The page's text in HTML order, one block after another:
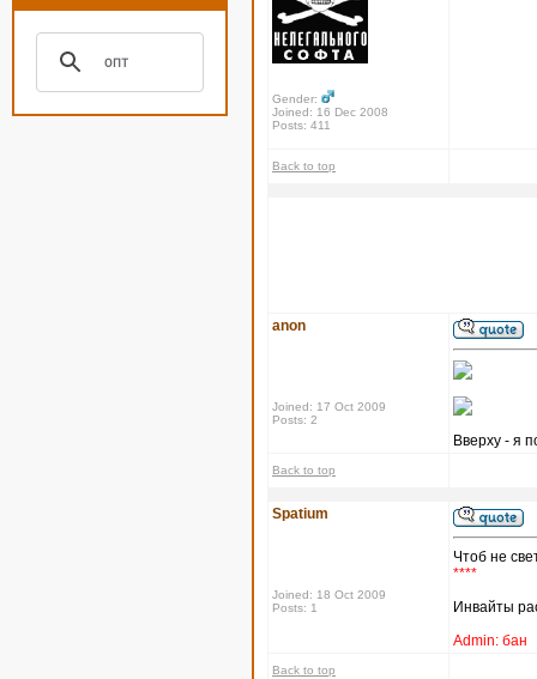
Gender:
Joined: 16 Dec 2008
Posts: 411
Back to top
anon
Joined: 17 Oct 2009
Posts: 2
Вверху - я
Back to top
Spatium
Joined: 18 Oct 2009
Posts: 1
Чтоб не
****
Инвайты
Admin: бан
Back to top